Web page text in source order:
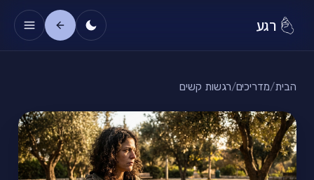
רגע
הבית/מדריכים/רגשות קשים